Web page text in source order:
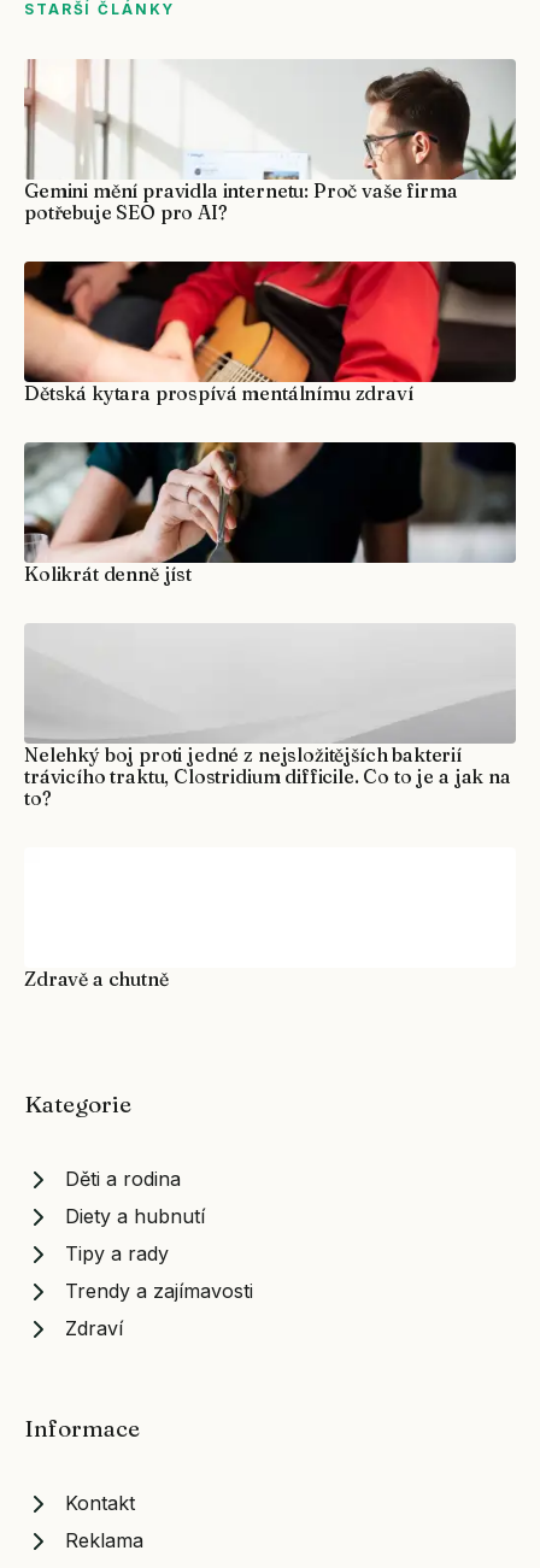
STARŠÍ ČLÁNKY
Gemini mění pravidla internetu: Proč vaše firma
potřebuje SEO pro AI?
Dětská kytara prospívá mentálnímu zdraví
Kolikrát denně jíst
Nelehký boj proti jedné z nejsložitějších bakterií
trávicího traktu, Clostridium difficile. Co to je a jak na
to?
Zdravě a chutně
Kategorie
Děti a rodina
Diety a hubnutí
Tipy a rady
Trendy a zajímavosti
Zdraví
Informace
Kontakt
Reklama